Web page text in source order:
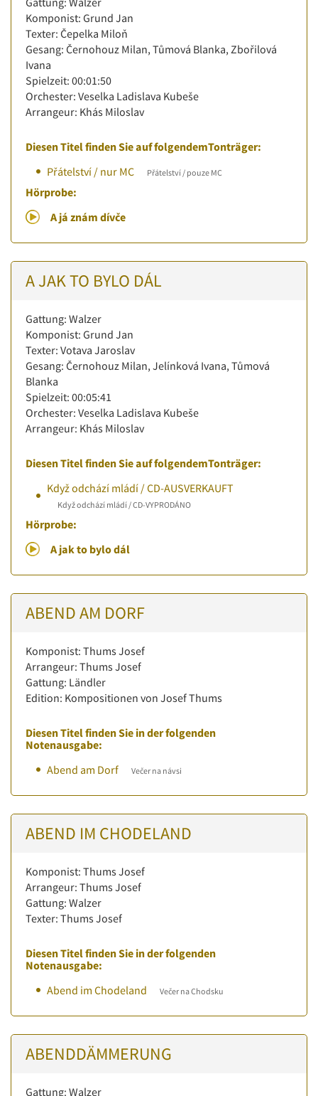
Komponist: Grund Jan
Texter: Čepelka Miloň
Gesang: Černohouz Milan, Tůmová Blanka, Zbořilová
Ivana
Spielzeit: 00:01:50
Orchester: Veselka Ladislava Kubeše
Arrangeur: Khás Miloslav
Diesen Titel finden Sie auf folgendemTonträger:
Přátelství / nur MC
Přátelství / pouze MC
Hörprobe:
A já znám dívče
A JAK TO BYLO DÁL
Gattung: Walzer
Komponist: Grund Jan
Texter: Votava Jaroslav
Gesang: Černohouz Milan, Jelínková Ivana, Tůmová
Blanka
Spielzeit: 00:05:41
Orchester: Veselka Ladislava Kubeše
Arrangeur: Khás Miloslav
Diesen Titel finden Sie auf folgendemTonträger:
Když odchází mládí / CD-AUSVERKAUFT
Když odchází mládí / CD-VYPRODÁNO
Hörprobe:
A jak to bylo dál
ABEND AM DORF
Komponist: Thums Josef
Arrangeur: Thums Josef
Gattung: Ländler
Edition: Kompositionen von Josef Thums
Diesen Titel finden Sie in der folgenden
Notenausgabe:
Abend am Dorf
Večer na návsi
ABEND IM CHODELAND
Komponist: Thums Josef
Arrangeur: Thums Josef
Gattung: Walzer
Texter: Thums Josef
Diesen Titel finden Sie in der folgenden
Notenausgabe:
Abend im Chodeland
Večer na Chodsku
ABENDDÄMMERUNG
Gattung: Walzer